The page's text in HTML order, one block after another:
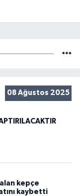
08 Ağustos 2025
kepçe
kaybetti